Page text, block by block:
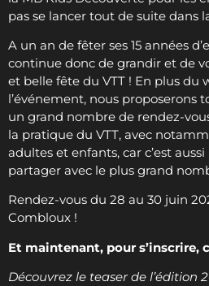
pas se lancer tout de suite dans
A un an de fêter ses 15 années
continue donc de grandir et de
et belle fête du VTT ! En plus du
l’événement, nous proposerons
un grand nombre de rendez-
la pratique du VTT, avec
adultes et enfants, car c’est aussi
partager avec le plus grand
Rendez-vous du 28 au 30 juin
Combloux !
Et maintenant, pour s’inscrire,
Découvrez le teaser de l’édition